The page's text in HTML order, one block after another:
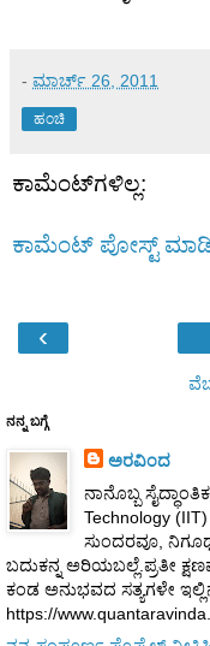
- ಮಾರ್ಚ್ 26, 2011
ಹಂಚಿ
ಕಾಮೆಂಟ್‌ಗಳಿಲ್ಲ:
ಕಾಮೆಂಟ್‌‌ ಪೋಸ್ಟ್‌
‹
ನನ್ನ ಬಗ್ಗೆ
ಅರವಿಂದ
ನಾನೊಬ್ಬ
Technology
ಸುಂದರವೂ,
ಬದುಕನ್ನ ಅರಿಯಬಲ್ಲೆ.ಪ್ರತೀ
ಕಂಡ ಅನುಭವದ ಸತ್ಯಗಳೇ
https://